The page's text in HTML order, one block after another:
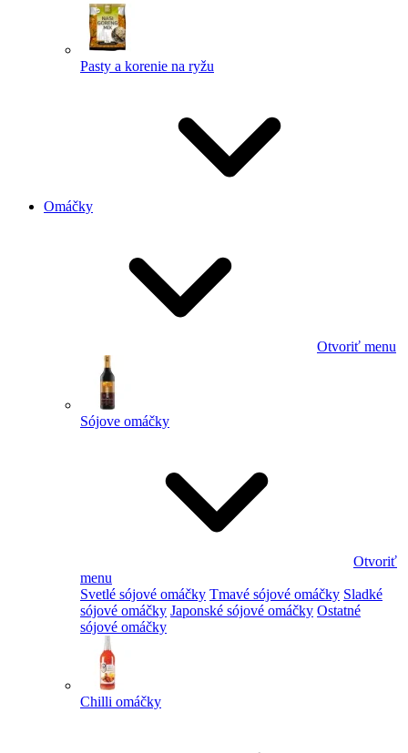
Pasty a korenie na ryžu
Omáčky
Otvoriť menu
Sójove omáčky
Otvoriť
menu
Svetlé sójové omáčky Tmavé sójové omáčky Sladké
sójové omáčky Japonské sójové omáčky Ostatné
sójové omáčky
Chilli omáčky